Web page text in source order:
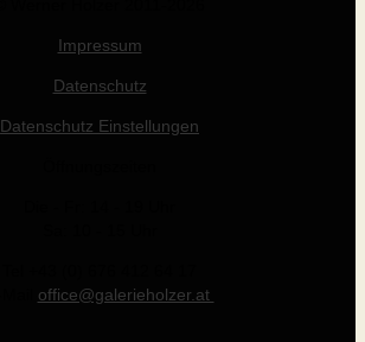
Impressum
Datenschutz
Datenschutz Einstellungen
office@galerieholzer.at